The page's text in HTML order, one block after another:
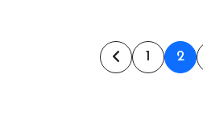
文
1 2